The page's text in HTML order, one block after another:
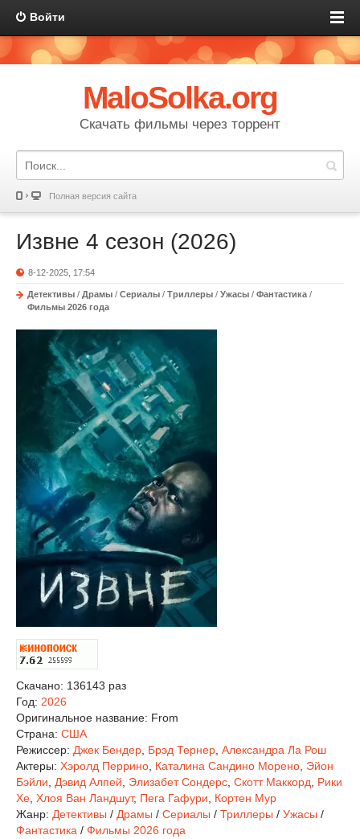
Войти
MaloSolka.org
Скачать фильмы через торрент
Полная версия сайта
Извне 4 сезон (2026)
8-12-2025, 17:54
Детективы / Драмы / Сериалы / Триллеры / Ужасы / Фантастика /
Фильмы 2026 года
Скачано: 136143 раз
Год: 2026
Оригинальное название: From
Страна: США
Режиссер: Джек Бендер Брэд Тернер Александра Ла Рош
Актеры: Хэролд Перрино Каталина Сандино Морено Эйон
Бэйли
Дэвид Алпей Элизабет Сондерс Скотт Маккорд
Рики
Хе Хлоя Ван Ландшут, Пега Гафури
Кортен Мур
Жанр: Детективы / Драмы / Сериалы / Триллеры / Ужасы /
Фантастика / Фильмы 2026 года